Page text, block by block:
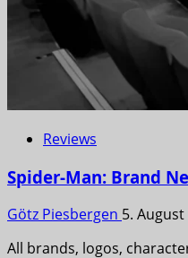
Reviews
Spider-Man: Brand
Götz Piesbergen 5. August
All brands, logos,